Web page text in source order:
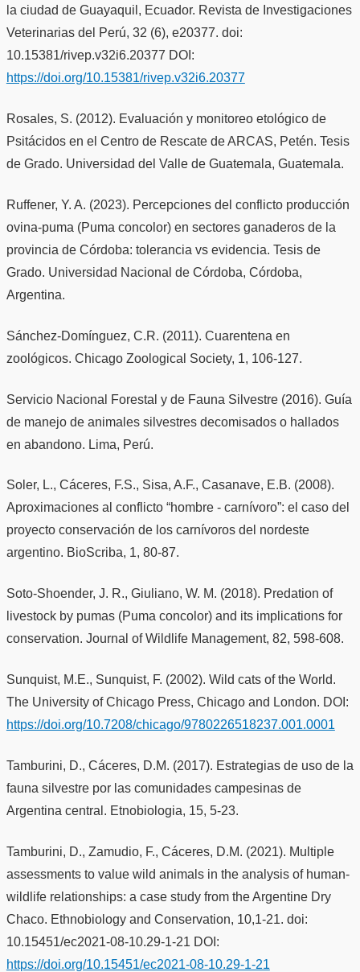
la ciudad de Guayaquil, Ecuador. Revista de Investigaciones
Veterinarias del Perú, 32 (6), e20377. doi:
10.15381/rivep.v32i6.20377 DOI:
https://doi.org/10.15381/rivep.v32i6.20377
Rosales, S. (2012). Evaluación y monitoreo etológico de
Psitácidos en el Centro de Rescate de ARCAS, Petén. Tesis
de Grado. Universidad del Valle de Guatemala, Guatemala.
Ruffener, Y. A. (2023). Percepciones del conflicto producción
ovina-puma (Puma concolor) en sectores ganaderos de la
provincia de Córdoba: tolerancia vs evidencia. Tesis de
Grado. Universidad Nacional de Córdoba, Córdoba,
Argentina.
Sánchez-Domínguez, C.R. (2011). Cuarentena en
zoológicos. Chicago Zoological Society, 1, 106-127.
Servicio Nacional Forestal y de Fauna Silvestre (2016). Guía
de manejo de animales silvestres decomisados o hallados
en abandono. Lima, Perú.
Soler, L., Cáceres, F.S., Sisa, A.F., Casanave, E.B. (2008).
Aproximaciones al conflicto “hombre - carnívoro”: el caso del
proyecto conservación de los carnívoros del nordeste
argentino. BioScriba, 1, 80-87.
Soto-Shoender, J. R., Giuliano, W. M. (2018). Predation of
livestock by pumas (Puma concolor) and its implications for
conservation. Journal of Wildlife Management, 82, 598-608.
Sunquist, M.E., Sunquist, F. (2002). Wild cats of the World.
The University of Chicago Press, Chicago and London. DOI:
https://doi.org/10.7208/chicago/9780226518237.001.0001
Tamburini, D., Cáceres, D.M. (2017). Estrategias de uso de la
fauna silvestre por las comunidades campesinas de
Argentina central. Etnobiologia, 15, 5-23.
Tamburini, D., Zamudio, F., Cáceres, D.M. (2021). Multiple
assessments to value wild animals in the analysis of human-
wildlife relationships: a case study from the Argentine Dry
Chaco. Ethnobiology and Conservation, 10,1-21. doi:
10.15451/ec2021-08-10.29-1-21 DOI:
https://doi.org/10.15451/ec2021-08-10.29-1-21